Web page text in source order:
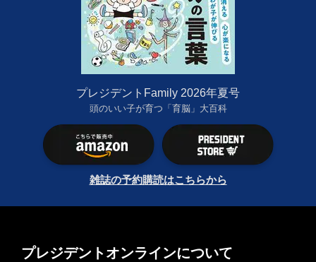
プレジデントFamily 2026年夏号
頭のいい子が育つ「育脳」大百科
雑誌の予約購読はこちらから
プレジデントオンラインについて